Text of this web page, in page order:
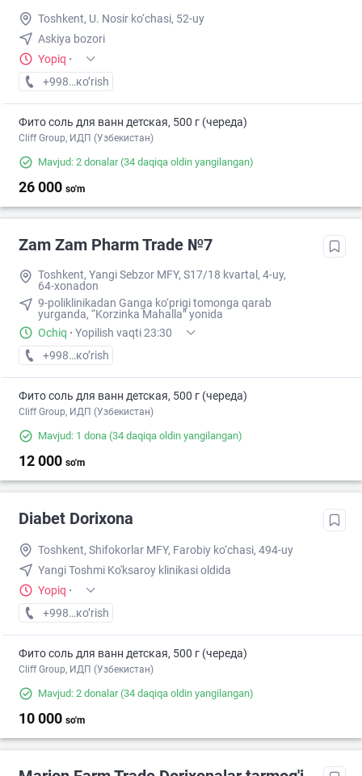
Toshkent, U. Nosir ko‘chasi, 52-uy
Askiya bozori
Yopiq ·
+998 (97) XXX-XX-XX
кo’rish
Фито соль для ванн детская, 500 г (череда)
Cliff Group, ИДП (Узбекистан)
Mavjud: 2 donalar(34 daqiqa oldin yangilangan)
26 000 so'm
Zam Zam Pharm Trade №7
Toshkent, Yangi Sebzor MFY, S17/18 kvartal, 4-uy,
64-xonadon
9-poliklinikadan Ganga ko‘prigi tomonga qarab
yurganda, “Korzinka Mahalla” yonida
Ochiq · Yopilish vaqti 23:30
+998 (87) XXX-XX-XX
кo’rish
Фито соль для ванн детская, 500 г (череда)
Cliff Group, ИДП (Узбекистан)
Mavjud: 1 dona (34 daqiqa oldin yangilangan)
12 000 so'm
Diabet Dorixona
Toshkent, Shifokorlar MFY, Farobiy ko‘chasi, 494-uy
Yangi Toshmi Ko'ksaroy klinikasi oldida
Yopiq ·
+998 (55) XXX-XX-XX
кo’rish
Фито соль для ванн детская, 500 г (череда)
Cliff Group, ИДП (Узбекистан)
Mavjud: 2 donalar(34 daqiqa oldin yangilangan)
10 000 so'm